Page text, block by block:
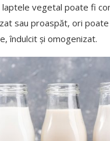
vegetal poate fi
sau proaspăt, ori
îndulcit și omogenizat.